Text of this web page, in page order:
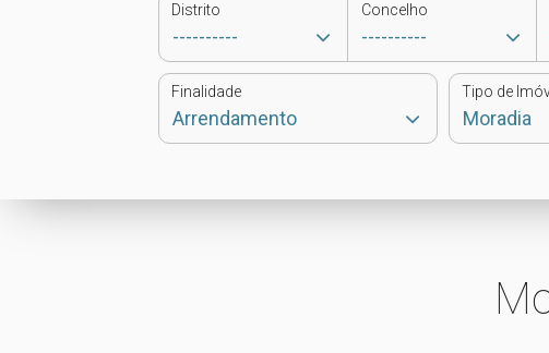
Distrito Concelho
Finalidade Tipo de